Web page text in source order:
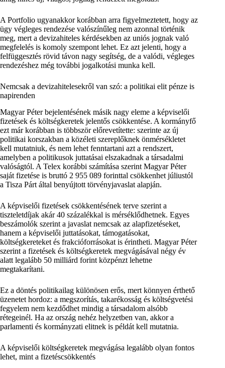
A Portfolio ugyanakkor korábban arra figyelmeztetett, hogy az
ügy végleges rendezése valószínűleg nem azonnal történik
meg, mert a devizahiteles kérdésekben az uniós jognak való
megfelelés is komoly szempont lehet. Ez azt jelenti, hogy a
felfüggesztés rövid távon nagy segítség, de a valódi, végleges
rendezéshez még további jogalkotási munka kell.
Nemcsak a devizahitelesekről van szó: a politikai elit pénze is
napirenden
Magyar Péter bejelentésének másik nagy eleme a képviselői
fizetések és költségkeretek jelentős csökkentése. A kormányfő
ezt már korábban is többször előrevetítette: szerinte az új
politikai korszakban a közéleti szereplőknek önmérsékletet
kell mutatniuk, és nem lehet fenntartani azt a rendszert,
amelyben a politikusok juttatásai elszakadnak a társadalmi
valóságtól. A Telex korábbi számítása szerint Magyar Péter
saját fizetése is bruttó 2 955 089 forinttal csökkenhet júliustól
a Tisza Párt által benyújtott törvényjavaslat alapján.
A képviselői fizetések csökkentésének terve szerint a
tiszteletdíjak akár 40 százalékkal is mérséklődhetnek. Egyes
beszámolók szerint a javaslat nemcsak az alapfizetéseket,
hanem a képviselői juttatásokat, támogatásokat,
költségkereteket és frakcióforrásokat is érintheti. Magyar Péter
szerint a fizetések és költségkeretek megvágásával négy év
alatt legalább 50 milliárd forint közpénzt lehetne
megtakarítani.
Ez a döntés politikailag különösen erős, mert könnyen érthető
üzenetet hordoz: a megszorítás, takarékosság és költségvetési
fegyelem nem kezdődhet mindig a társadalom alsóbb
rétegeinél. Ha az ország nehéz helyzetben van, akkor a
parlamenti és kormányzati elitnek is példát kell mutatnia.
A képviselői költségkeretek megvágása legalább olyan fontos
lehet, mint a fizetéscsökkentés